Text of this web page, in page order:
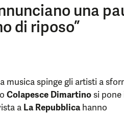
una
di riposo”
musica spinge gli artisti a
Colapesce Dimartinosi pone
a La Repubblicahanno